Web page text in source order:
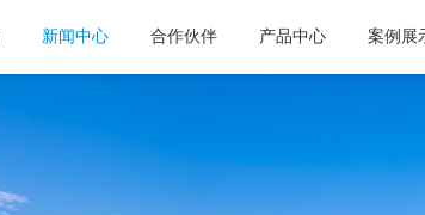
新闻中心 合作伙伴 产品中心 案例展